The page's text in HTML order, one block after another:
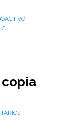
,
copia